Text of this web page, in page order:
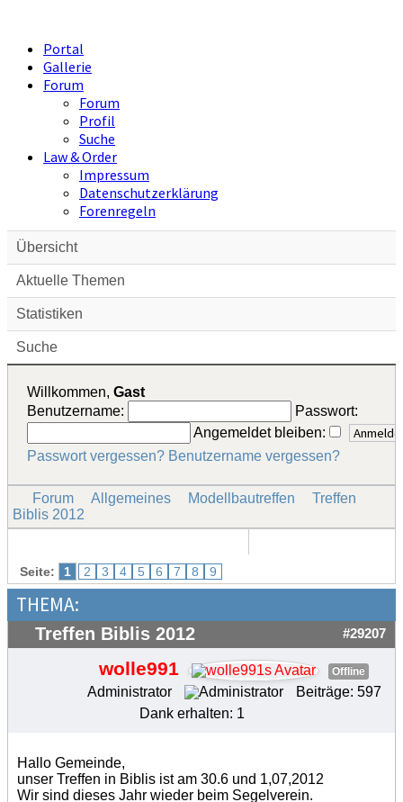
Portal
Gallerie
Forum
Forum
Profil
Suche
Law & Order
Impressum
Datenschutzerklärung
Forenregeln
Übersicht
Aktuelle Themen
Statistiken
Suche
Willkommen, Gast
Benutzername:
Passwort:
Angemeldet bleiben:
Passwort vergessen? Benutzername vergessen?
Forum Allgemeines Modellbautreffen
Treffen
Biblis 2012
Seite: 1 2 3 4 5 6 7 8 9
THEMA:
Treffen Biblis 2012 #29207
wolle991 Offline
Administrator
Beiträge: 597
Dank erhalten: 1
Hallo Gemeinde,
unser Treffen in Biblis ist am 30.6 und 1,07,2012
Wir sind dieses Jahr wieder beim Segelverein.